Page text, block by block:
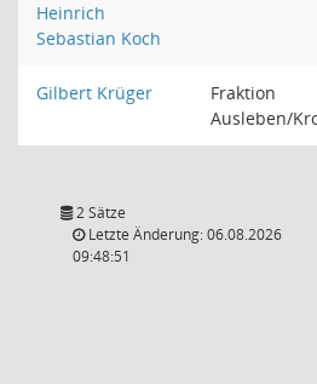
Heinrich
Sebastian Koch
Gilbert Krüger
Fraktion
Ausleben/
2 Sätze
Letzte Änderung: 06.08.2026
09:48:51